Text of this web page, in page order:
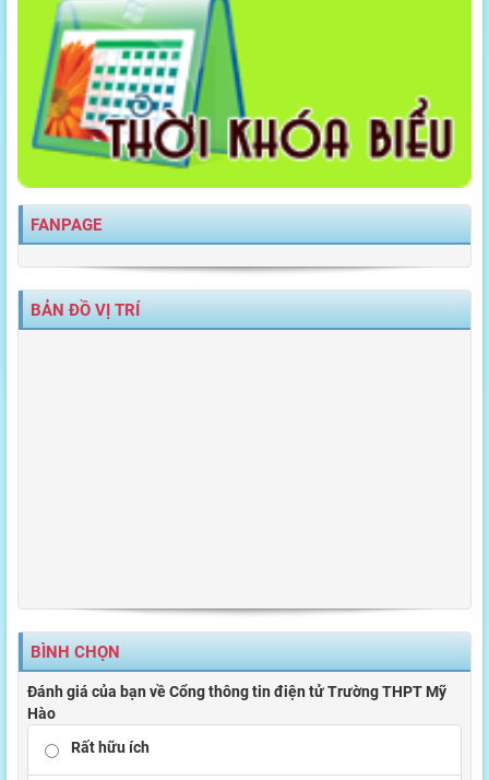
FANPAGE
BẢN ĐỒ VỊ TRÍ
BÌNH CHỌN
Đánh giá của bạn về Cổng thông tin điện tử Trường THPT Mỹ
Hào
Rất hữu ích